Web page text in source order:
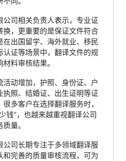
公司相关负责人表示，专业证
换，更重要的是保证文件符合
在出国留学、海外就业、移民
认证等场景中，翻译文件的规
料审核结果。
动增加，护照、身份证、户
执照、结婚证、出生证明等证
多客户在选择翻译服务时，
钱”，也越来越重视翻译公司
量。
公司长期专注于多领域翻译服
和完善的质量审核流程，可为